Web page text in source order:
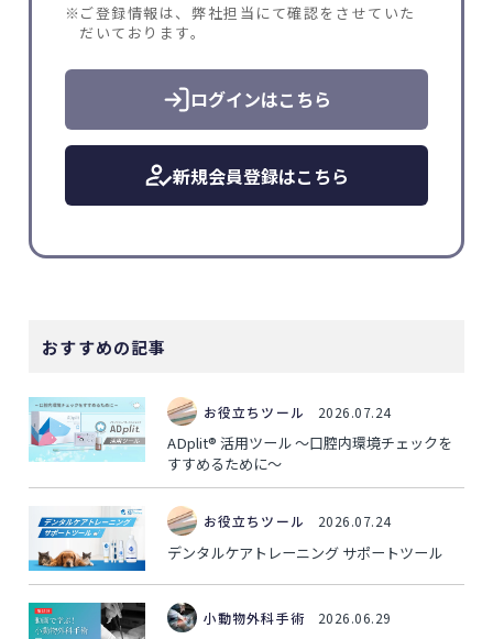
ご登録情報は、弊社担当にて確認をさせていた
だいております。
ログインはこちら
新規会員登録はこちら
おすすめの記事
お役立ちツール 2026.07.24
ADplit® 活用ツール ～口腔内環境チェックを
すすめるために～
お役立ちツール 2026.07.24
デンタルケアトレーニング サポートツール
小動物外科手術 2026.06.29